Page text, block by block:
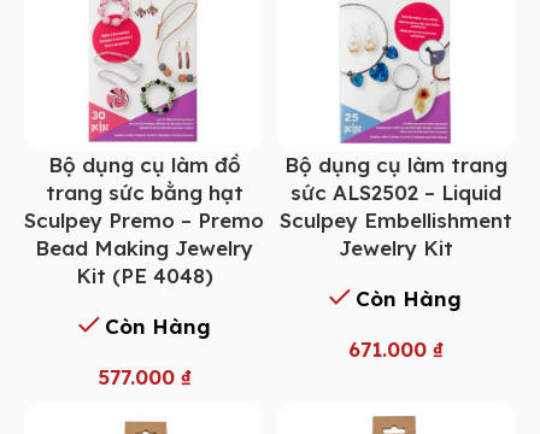
Bộ dụng cụ làm đồ
trang sức bằng hạt
Sculpey Premo – Premo
Bead Making Jewelry
Kit (PE 4048)
Còn Hàng
577.000 ₫
Bộ dụng cụ làm trang
sức ALS2502 – Liquid
Sculpey Embellishment
Jewelry Kit
Còn Hàng
671.000 ₫